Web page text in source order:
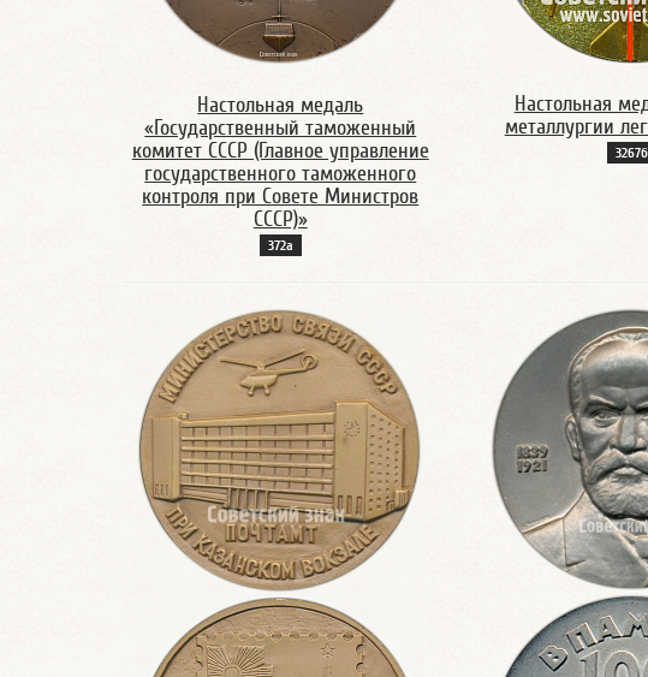
Настольная медаль
«Государственный таможенный
комитет СССР (Главное управление
государственного таможенного
контроля при Совете Министров
СССР)»
372а
Настольная
металлургии
3267б